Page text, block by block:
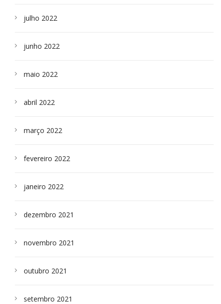
julho 2022
junho 2022
maio 2022
abril 2022
março 2022
fevereiro 2022
janeiro 2022
dezembro 2021
novembro 2021
outubro 2021
setembro 2021